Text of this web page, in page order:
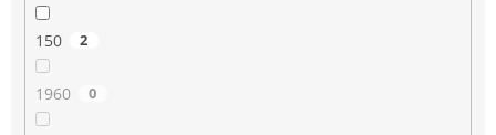
150 2
1960 0